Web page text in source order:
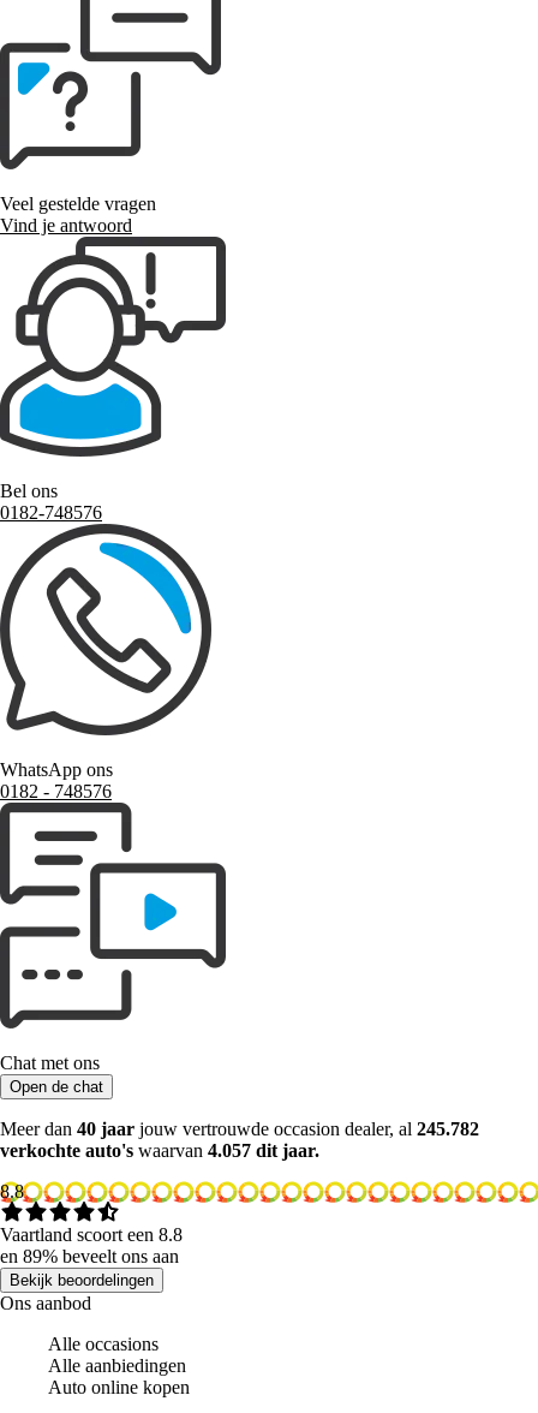
Veel gestelde vragen
Vind je antwoord
Bel ons
0182-748576
WhatsApp ons
0182 ‑ 748576
Chat met ons
Open de chat
Meer dan 40 jaar jouw vertrouwde occasion dealer, al 245.782
verkochte auto's waarvan 4.057 dit jaar.
8.8
Vaartland scoort een 8.8
en 89% beveelt ons aan
Bekijk beoordelingen
Ons aanbod
Alle occasions
Alle aanbiedingen
Auto online kopen